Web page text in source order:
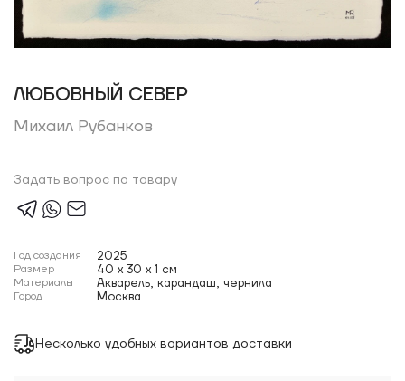
ЛЮБОВНЫЙ СЕВЕР
Михаил Рубанков
Задать вопрос по товару
Год создания 2025
Размер 40 x 30 x 1 см
Материалы Акварель, карандаш, чернила
Город Москва
Несколько удобных вариантов доставки